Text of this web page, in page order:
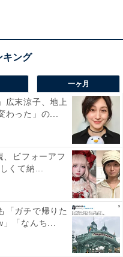
一ヶ月
広末涼子、地上
わった」の...
ビフォーアフ
くて納...
「ガチで帰りた
」「なんち...